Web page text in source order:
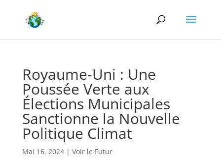
Royaume-Uni : Une
Poussée Verte aux
Élections Municipales
Sanctionne la Nouvelle
Politique Climat
Mai 16, 2024| Voir le Futur